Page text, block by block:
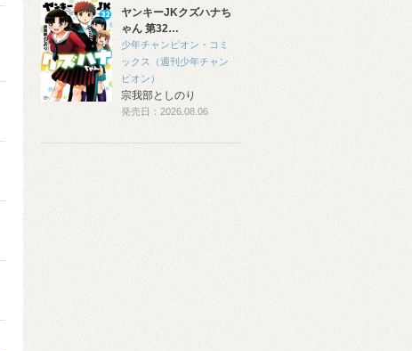
ヤンキーJKクズハナち
ゃん 第32…
少年チャンピオン・コミ
ックス（週刊少年チャン
ピオン）
宗我部としのり
発売日：2026.08.06